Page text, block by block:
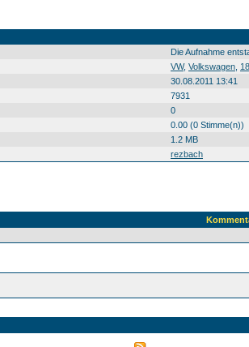
Die Aufnahme
VW, Volkswagen
30.08.2011 13:41
7931
0
0.00 (0 Stimme(n))
1.2 MB
rezbach